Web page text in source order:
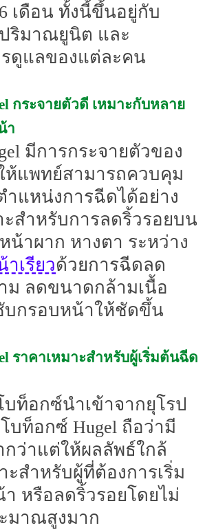
เดือน ทั้งนี้ขึ้นอยู่กับ
ริมาณยูนิต และ
ดูแลของแต่ละคน
กระจายตัวดี เหมาะกับหลาย
า
มีการกระจายตัวของ
ห้แพทย์สามารถควบคุม
แหน่งการฉีดได้อย่าง
ะสำหรับการลดริ้วรอยบน
น้าผาก หางตา ระหว่าง
าเรียวด้วยการฉีดลด
ม ลดขนาดกล้ามเนื้อ
บกรอบหน้าให้ชัดขึ้น
ราคาเหมาะสำหรับผู้เริ่มต้นฉีด
บท็อกซ์นำเข้าจากยุโรป
บท็อกซ์ Hugel ถือว่ามี
กว่าแต่ให้ผลลัพธ์ใกล้
ะสำหรับผู้ที่ต้องการเริ่ม
หรือลดริ้วรอยโดยไม่
มาณสูงมาก